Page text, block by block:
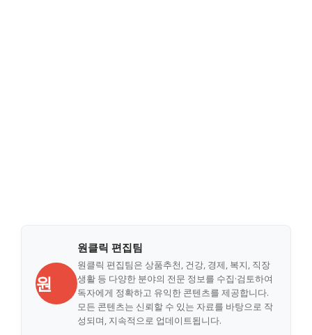
원
원클릭 편집팀
원클릭 편집팀은 상품추천, 건강, 경제, 복지, 직장
생활 등 다양한 분야의 전문 정보를 수집·검토하여
독자에게 정확하고 유익한 콘텐츠를 제공합니다.
모든 콘텐츠는 신뢰할 수 있는 자료를 바탕으로 작
성되며, 지속적으로 업데이트됩니다.